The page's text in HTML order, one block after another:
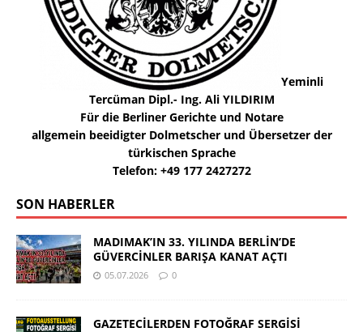
Yeminli
Tercüman Dipl.- Ing. Ali YILDIRIM
Für die Berliner Gerichte und Notare
allgemein beeidigter Dolmetscher und Übersetzer der
türkischen Sprache
Telefon: +49 177 2427272
SON HABERLER
MADIMAK’IN 33. YILINDA BERLİN’DE
GÜVERCİNLER BARIŞA KANAT AÇTI
05.07.2026 0
GAZETECİLERDEN FOTOĞRAF SERGİSİ